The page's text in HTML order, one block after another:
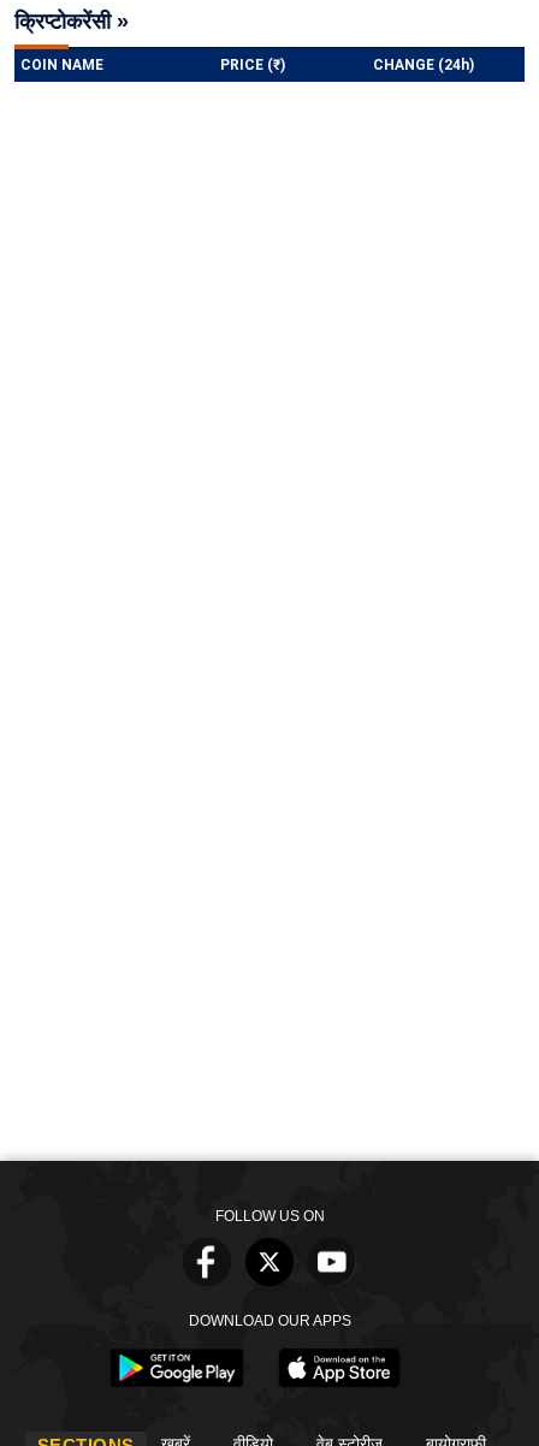
क्रिप्टोकरेंसी »
FOLLOW US ON
DOWNLOAD OUR APPS